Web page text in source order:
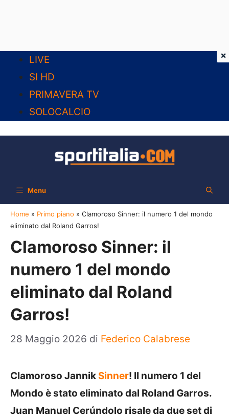
contenuto
LIVE
SI HD
PRIMAVERA TV
SOLOCALCIO
Menu
Home » Primo piano » Clamoroso Sinner: il numero 1 del mondo
eliminato dal Roland Garros!
Clamoroso Sinner: il
numero 1 del mondo
eliminato dal Roland
Garros!
28 Maggio 2026 di Federico Calabrese
Clamoroso Jannik Sinner! Il numero 1 del
Mondo è stato eliminato dal Roland Garros.
Juan Manuel Cerúndolo risale da due set di
×